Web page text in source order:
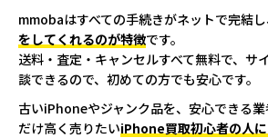
mmobaはすべての手続きがネットで完結し
をしてくれるのが特徴です。
送料・査定・キャンセルすべて無料で、サ
談できるので、初めての方でも安心です。
古いiPhoneやジャンク品を、安心できる
だけ高く売りたいiPhone買取初心者の人